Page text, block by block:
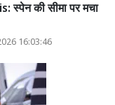
की सीमा पर मचा
16:03:46